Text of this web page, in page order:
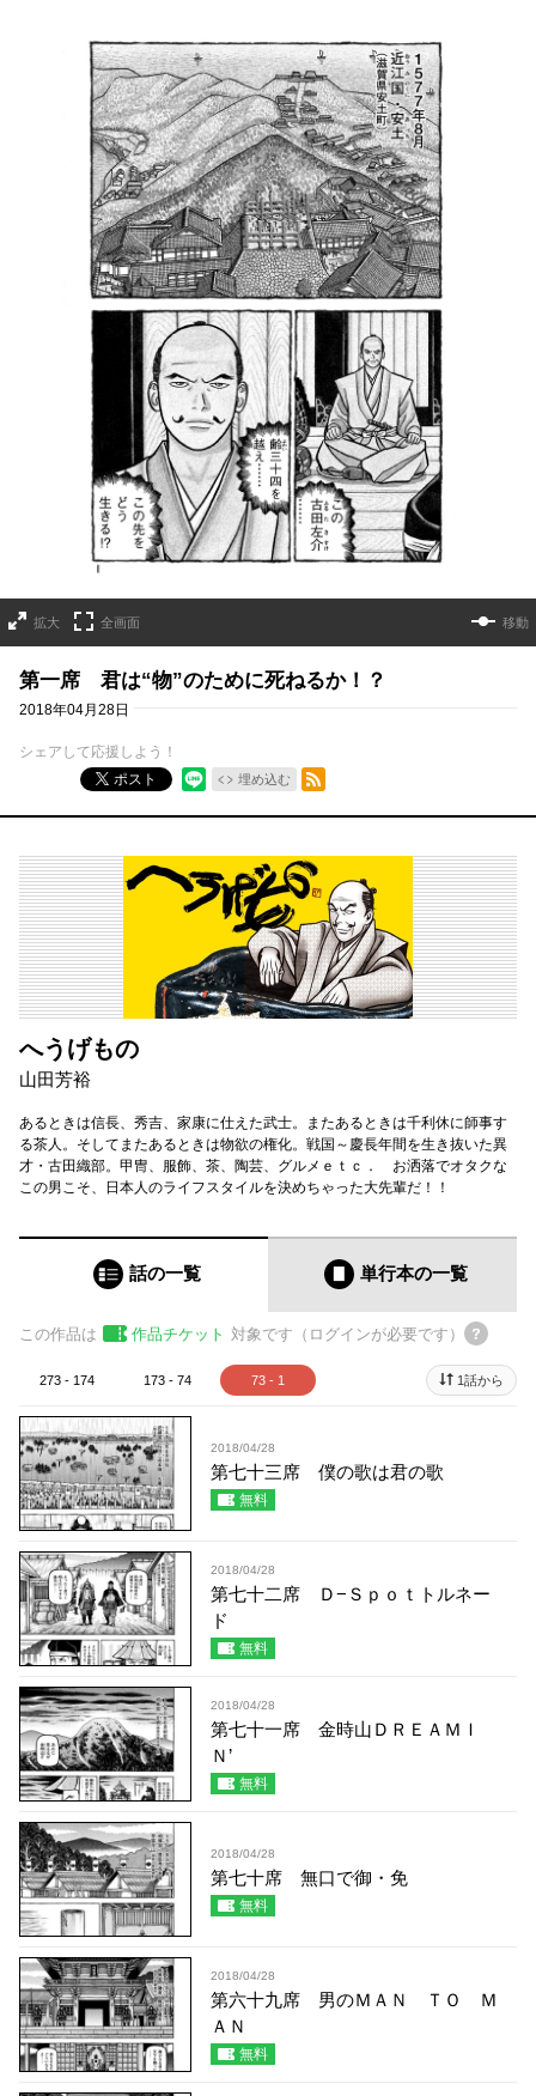
拡大 全画面 移動
第一席 君は“物”のために死ねるか！？
2018年04月28日
シェアして応援しよう！
ポスト
埋め込む
RSSフィード
へうげもの
山田芳裕
あるときは信長、秀吉、家康に仕えた武士。またあるときは千利休に師事す
る茶人。そしてまたあるときは物欲の権化。戦国～慶長年間を生き抜いた異
才・古田織部。甲冑、服飾、茶、陶芸、グルメｅｔｃ． お洒落でオタクな
この男こそ、日本人のライフスタイルを決めちゃった大先輩だ！！
話の一覧 単行本の一覧
この作品は 作品チケット 対象です（ログインが必要です）
273 - 174 173 - 74 73 - 1 1話から
2018/04/28
第七十三席 僕の歌は君の歌
無料
2018/04/28
第七十二席 Ｄ−Ｓｐｏｔトルネー
ド
無料
2018/04/28
第七十一席 金時山ＤＲＥＡＭＩ
Ｎ’
無料
2018/04/28
第七十席 無口で御・免
無料
2018/04/28
第六十九席 男のＭＡＮ ＴＯ Ｍ
ＡＮ
無料